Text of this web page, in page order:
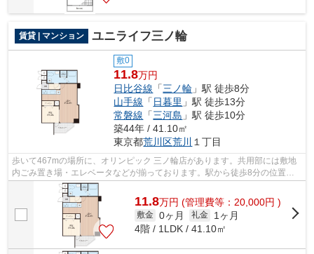
賃貸 | マンション ユニライフ三ノ輪
敷0
11.8万円
日比谷線 「三ノ輪 」駅 徒歩8分
山手線 「 日暮里 」駅 徒歩13分
常磐線 「三河島 」駅 徒歩10分
築44年 / 41.10㎡
東京都荒川区荒川 １丁目
歩いて467mの場所に、オリンピック 三ノ輪店があります。共用部には敷地
内ごみ置き場・エレベータなどが揃っております。駅から徒歩8分の位置に
ある物件なので、アクセスも良好です。...
11.8万円 (管理費等：20,000円 )
敷金 0ヶ月 礼金
1ヶ月
4階 / 1LDK / 41.10㎡